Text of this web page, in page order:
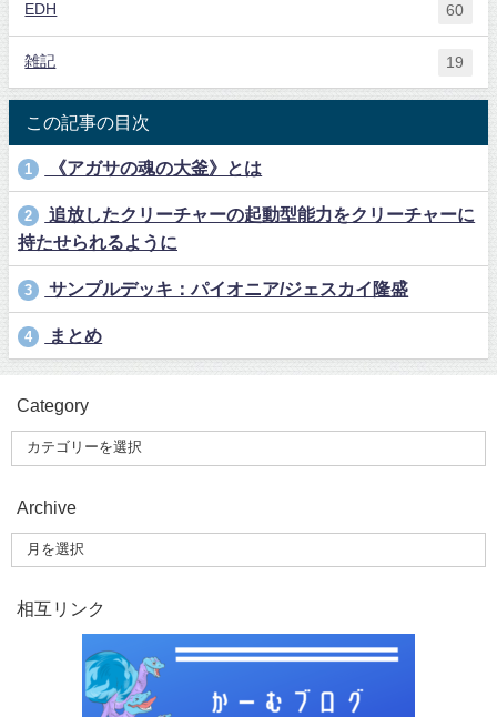
EDH 60
雑記 19
この記事の目次
1 《アガサの魂の大釜》とは
2
追放したクリーチャーの起動型能力をクリーチャーに
持たせられるように
3 サンプルデッキ：パイオニア/ジェスカイ隆盛
4 まとめ
Category
Archive
相互リンク